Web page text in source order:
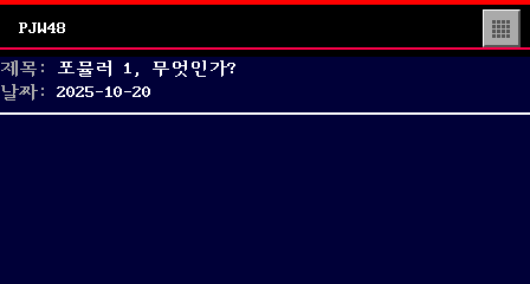
PJW48 ▒
제목:
포뮬러 1, 무엇인가?
날짜:
Posted
on
2025-10-20